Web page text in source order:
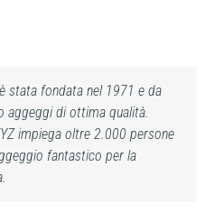
stata fondata nel 1971 e da
aggeggi di ottima qualità.
impiega oltre 2.000 persone
fantastico per la